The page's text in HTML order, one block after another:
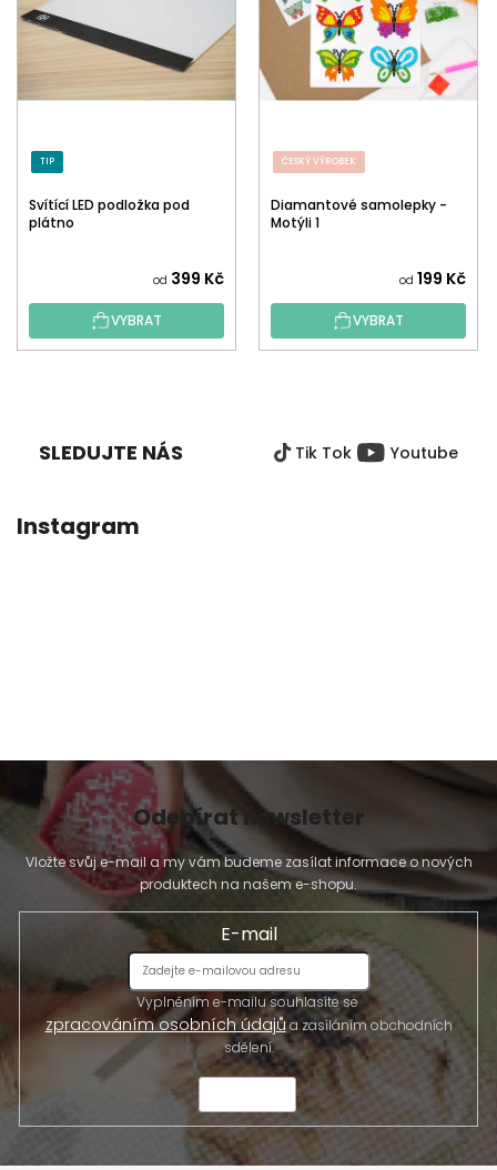
TIP
Svítící LED podložka pod
plátno
od 399 Kč
VYBRAT
ČESKÝ VÝROBEK
Diamantové samolepky -
Motýli 1
od 199 Kč
VYBRAT
SLEDUJTE NÁS Tik Tok Youtube
Instagram
Odebírat newsletter
Vložte svůj e-mail a my vám budeme zasílat informace o nových
produktech na našem e-shopu.
E-mail
Vyplněním e-mailu souhlasíte se
zpracováním osobních údajůa zasíláním obchodních
sdělení.